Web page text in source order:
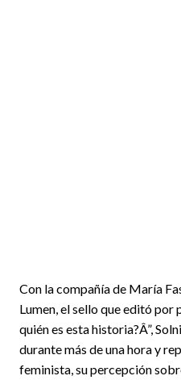
Con la compañía de María
Lumen, el sello que editó por
quién es esta historia?Â”,
durante más de una hora y
feminista, su percepción